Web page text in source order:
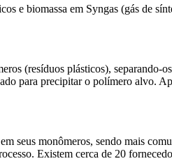
e biomassa em Syngas (gás de
(resíduos plásticos),
para precipitar o polímero alvo.
seus monômeros, sendo mais
Existem cerca de 20